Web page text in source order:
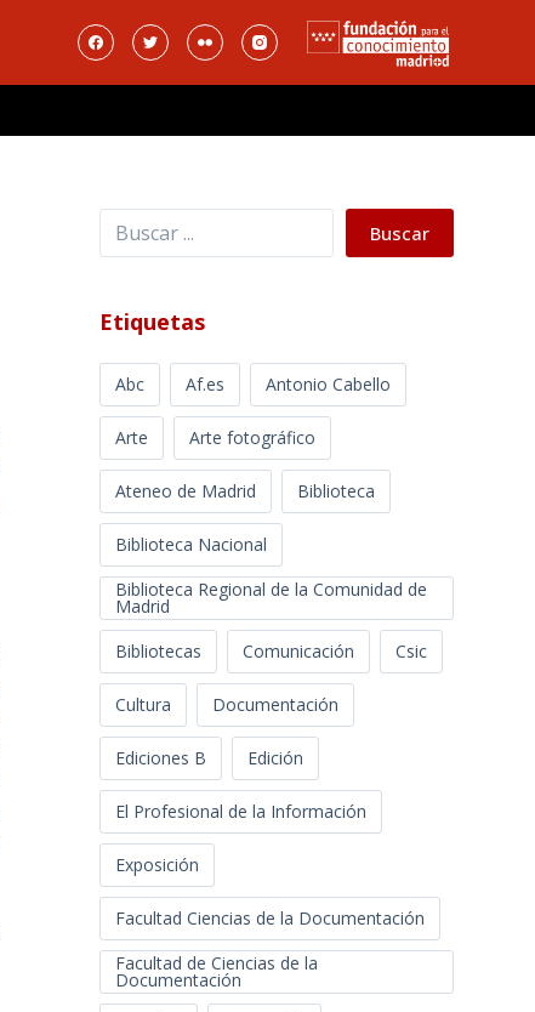
Buscar Buscar
Etiquetas
Abc Af.es Antonio Cabello
Arte Arte fotográfico
Ateneo de Madrid Biblioteca
Biblioteca Nacional
Biblioteca Regional de la Comunidad de
Madrid
Bibliotecas
Comunicación Csic
Cultura Documentación
Ediciones B Edición
El Profesional de la Información
Exposición
Facultad Ciencias de la Documentación
Facultad de Ciencias de la
Documentación